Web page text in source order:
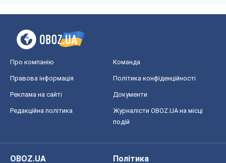
Про компанію Команда
Правова інформація Політика конфіденційності
Реклама на сайті Документи
Редакційна політика
Журналісти OBOZ.UA на місці
подій
OBOZ.UA
Політика